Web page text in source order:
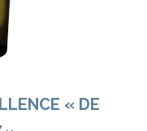
« DE